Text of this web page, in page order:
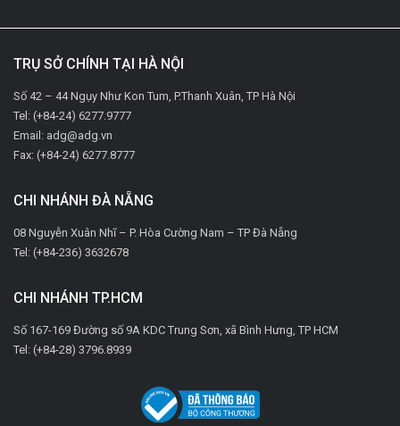
TRỤ SỞ CHÍNH TẠI HÀ NỘI
Số 42 – 44 Ngụy Như Kon Tum, P.Thanh Xuân, TP Hà Nội
Tel: (+84-24) 6277.9777
Email: adg@adg.vn
Fax: (+84-24) 6277.8777
CHI NHÁNH ĐÀ NẴNG
08 Nguyễn Xuân Nhĩ – P. Hòa Cường Nam – TP Đà Nẵng
Tel: (+84-236) 3632678
CHI NHÁNH TP.HCM
Số 167-169 Đường số 9A KDC Trung Sơn, xã Bình Hưng, TP HCM
Tel: (+84-28) 3796.8939